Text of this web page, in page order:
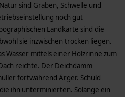
sind Graben, Schwelle und
noch gut
Landkarte sind die
sie inzwischen trocken liegen.
Wasser mittels einer Holzrinne zum
reichte. Der Deichdamm
fortwährend Ärger. Schuld
ihn unterminierten. Solange ein